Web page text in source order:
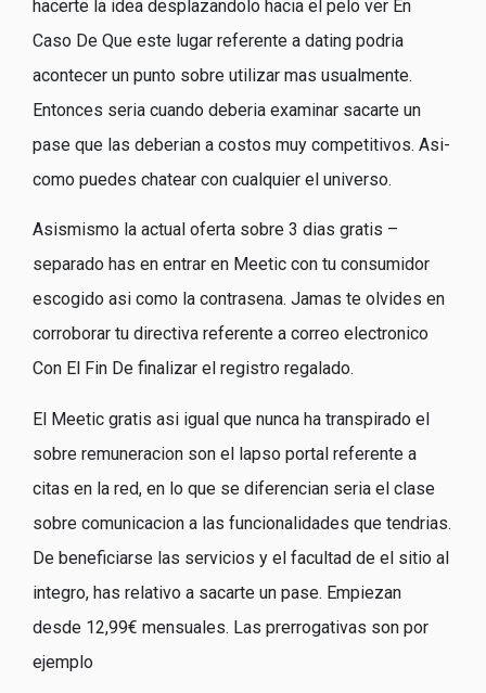
hacerte la idea desplazandolo hacia el pelo ver En
Caso De Que este lugar referente a dating podria
acontecer un punto sobre utilizar mas usualmente.
Entonces seri­a cuando deberia examinar sacarte un
pase que las deberi­an a costos muy competitivos. Asi­
como puedes chatear con cualquier el universo.
Asismismo la actual oferta sobre 3 dias gratis –
separado has en entrar en Meetic con tu consumidor
escogido asi­ como la contrasena. Jamas te olvides en
corroborar tu directiva referente a correo electronico
Con El Fin De finalizar el registro regalado.
El Meetic gratis asi­ igual que nunca ha transpirado el
sobre remuneracion son el lapso portal referente a
citas en la red, en lo que se diferencian seri­a el clase
sobre comunicacion a las funcionalidades que tendri­as.
De beneficiarse las servicios y el facultad de el sitio al
integro, has relativo a sacarte un pase. Empiezan
desde 12,99€ mensuales. Las prerrogativas son por
ejemplo